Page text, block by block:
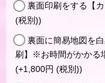
裏面印刷をする【
(税別))
裏面に簡易地図を
刷】※お時間がかかる
(+1,800円 (税別))